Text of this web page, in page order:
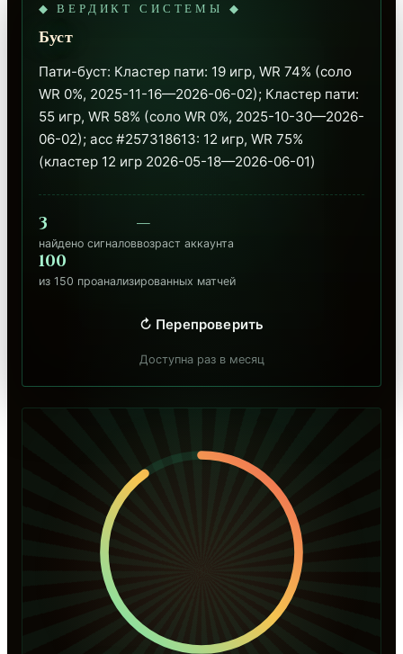
◆ ВЕРДИКТ СИСТЕМЫ ◆
Буст
Пати-буст: Кластер пати: 19 игр, WR 74% (соло
WR 0%, 2025-11-16—2026-06-02); Кластер пати:
55 игр, WR 58% (соло WR 0%, 2025-10-30—2026-
06-02); acc #257318613: 12 игр, WR 75%
(кластер 12 игр 2026-05-18—2026-06-01)
3
найдено сигналов
—
возраст аккаунта
100
из 150 проанализированных матчей
↻ Перепроверить
Доступна раз в месяц